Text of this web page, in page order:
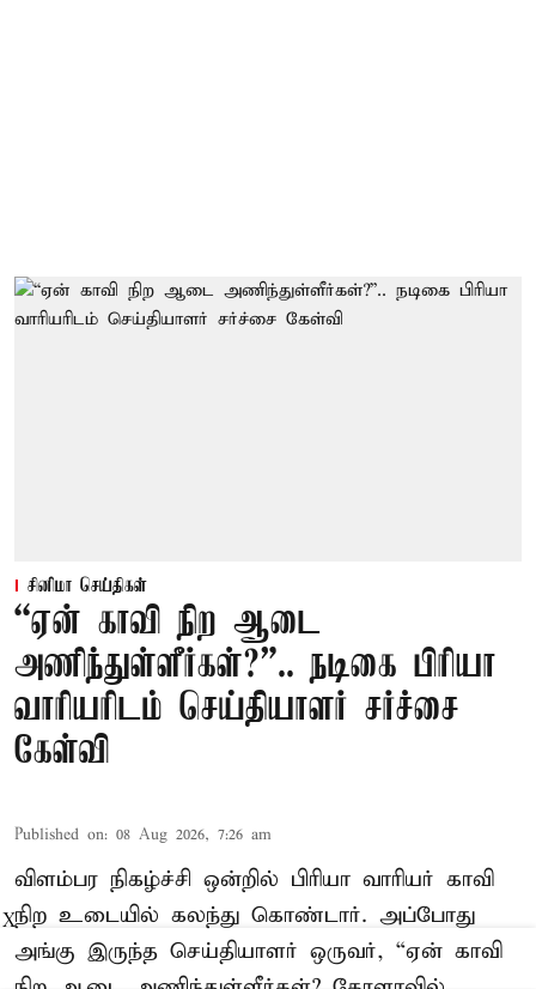
சினிமா செய்திகள்
“ஏன் காவி நிற ஆடை
அணிந்துள்ளீர்கள்?”.. நடிகை பிரியா
வாரியரிடம் செய்தியாளர் சர்ச்சை
கேள்வி
Published on: 08 Aug 2026, 7:26 am
விளம்பர நிகழ்ச்சி ஒன்றில் பிரியா வாரியர் காவி
நிற உடையில் கலந்து கொண்டார். அப்போது
அங்கு இருந்த செய்தியாளர் ஒருவர், “ஏன் காவி
X